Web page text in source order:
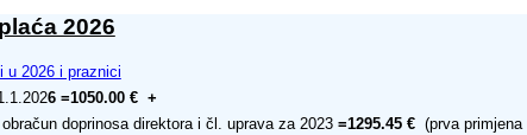
2026
u 2026 i praznici
6=1050.00 € +
doprinosa direktora i čl. uprava za 2023 =1295.45 € (prva